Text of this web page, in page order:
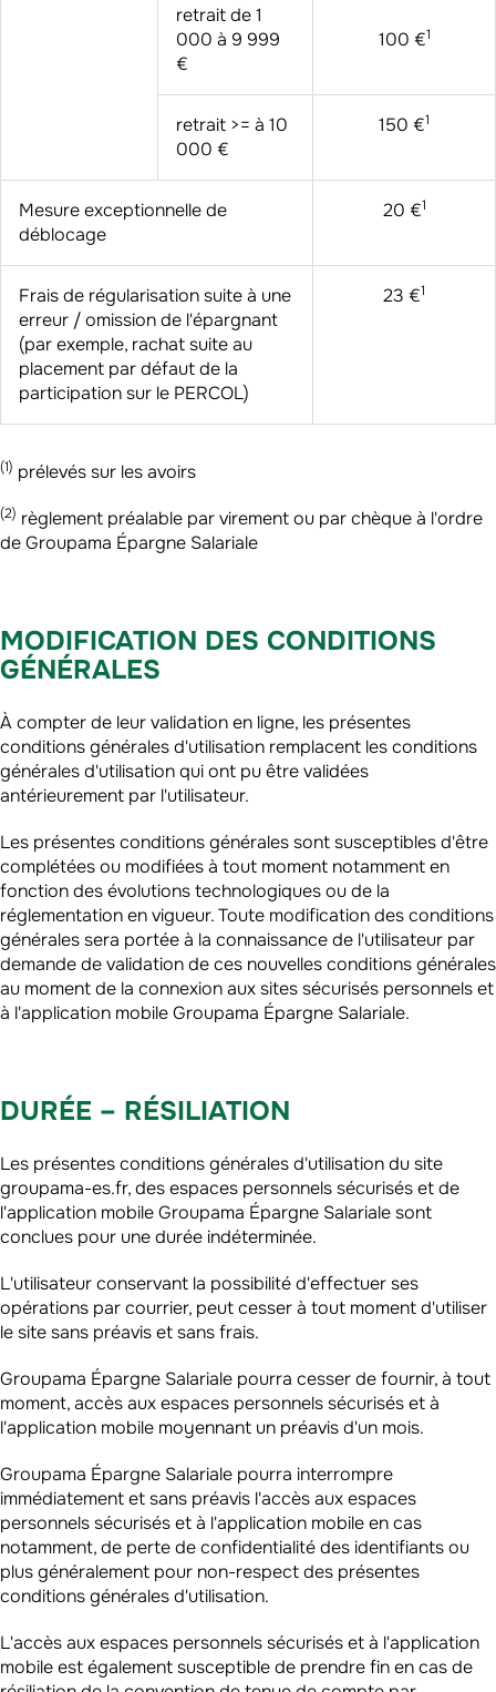
retrait de 1
000 à 9 999
€
100 €1
retrait >= à 10
000 €
150 €1
Mesure exceptionnelle de
déblocage
20 €1
Frais de régularisation suite à une
erreur / omission de l'épargnant
(par exemple, rachat suite au
placement par défaut de la
participation sur le PERCOL)
23 €1
(1) prélevés sur les avoirs
(2) règlement préalable par virement ou par chèque à l'ordre
de Groupama Épargne Salariale
MODIFICATION DES CONDITIONS
GÉNÉRALES
À compter de leur validation en ligne, les présentes
conditions générales d'utilisation remplacent les conditions
générales d'utilisation qui ont pu être validées
antérieurement par l'utilisateur.
Les présentes conditions générales sont susceptibles d'être
complétées ou modifiées à tout moment notamment en
fonction des évolutions technologiques ou de la
réglementation en vigueur. Toute modification des conditions
générales sera portée à la connaissance de l'utilisateur par
demande de validation de ces nouvelles conditions générales
au moment de la connexion aux sites sécurisés personnels et
à l'application mobile Groupama Épargne Salariale.
DURÉE – RÉSILIATION
Les présentes conditions générales d'utilisation du site
groupama-es.fr, des espaces personnels sécurisés et de
l'application mobile Groupama Épargne Salariale sont
conclues pour une durée indéterminée.
L'utilisateur conservant la possibilité d'effectuer ses
opérations par courrier, peut cesser à tout moment d'utiliser
le site sans préavis et sans frais.
Groupama Épargne Salariale pourra cesser de fournir, à tout
moment, accès aux espaces personnels sécurisés et à
l'application mobile moyennant un préavis d'un mois.
Groupama Épargne Salariale pourra interrompre
immédiatement et sans préavis l'accès aux espaces
personnels sécurisés et à l'application mobile en cas
notamment, de perte de confidentialité des identifiants ou
plus généralement pour non-respect des présentes
conditions générales d'utilisation.
L'accès aux espaces personnels sécurisés et à l'application
mobile est également susceptible de prendre fin en cas de